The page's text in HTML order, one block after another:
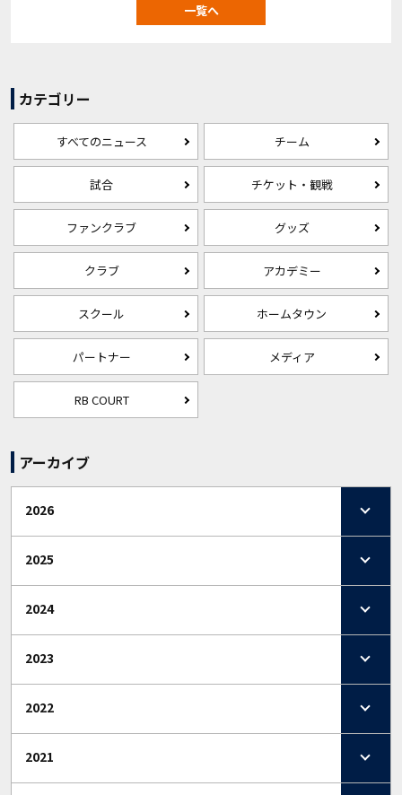
一覧へ
カテゴリー
すべてのニュース チーム
試合 チケット・観戦
ファンクラブ グッズ
クラブ アカデミー
スクール ホームタウン
パートナー メディア
RB COURT
アーカイブ
2026
2025
2024
2023
2022
2021